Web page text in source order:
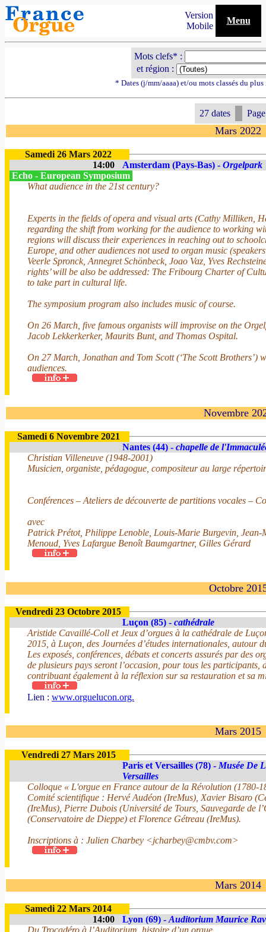
Version
Mobile
Menu
Mots clefs* :
et région :
* Dates (j/mm/aaaa) et/ou mots classés du
27 dates Page
Mars 2022
Samedi 26 Mars 2022
14:00
Amsterdam (Pays-Bas) - Orgelpark
Echo - European Symposium
What audience in the 21st century?
Experts in the fields of opera and visual arts (Cathy Milliken,
regarding the shift from working for the audience to working
regions will discuss their experiences in reaching out to
Europe, and other audiences not used to organ music
Veerle Spronck, Annegret Schönbeck, Joao Vaz, Yves
rights’ will be also be addressed: The Fribourg Charter of
to take part in cultural life.
The symposium program also includes music of course.
On 26 March, five famous organists will improvise on the
Jacob Lekkerkerker, Maurits Bunt, and Thomas Ospital.
On 27 March, Jonathan and Tom Scott (‘The Scott
audiences.
Novembre
Samedi 6 Novembre 2021
Nantes (44) - chapelle de
Christian Villeneuve (1948-2001)
Musicien, organiste, pédagogue, compositeur au large
Conférences – Ateliers de découverte de partitions vocales –
avec
Patrick Prétot, Philippe Lenoble, Louis-Marie Burgevin,
Menoud, Yves Lafargue Benoît Baumgartner, Gilles Gérard
Octobre
Vendredi 23 Octobre 2015
Luçon (85) - cathédrale
Aristide Cavaillé-Coll et Jeux d’orgues à la cathédrale de
2015, à Luçon, des Journées d’études internationales,
Les exposés, conférences, débats et concerts assurés par des
de plusieurs pays seront l’occasion, pour tous les participants,
contribuant également à la réflexion sur sa restauration et sa
Lien : www.orguelucon.org.
Mars 2015
Vendredi 27 Mars 2015
Paris et Versailles (78) - Musée De
Versailles
Colloque « L'orgue en France autour de la Révolution (1780-
Comité scientifique : Hervé Audéon (IreMus), Xavier Bisaro
(IreMus), Pierre Dubois (Université de Tours, Sauvegarde de
(Conservatoire de Dieppe) et Florence Gétreau (IreMus).
Inscriptions à : Julien Charbey <jcharbey@cmbv.com>
Mars 2014
Samedi 22 Mars 2014
14:00
Lyon (69) - Auditorium Maurice
Du Trocadéro à l’Auditorium, histoire d’un orgue